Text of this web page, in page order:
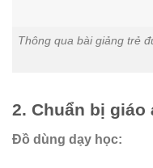
Thông qua bài giảng trẻ
2. Chuẩn bị giáo
Đồ dùng dạy học: